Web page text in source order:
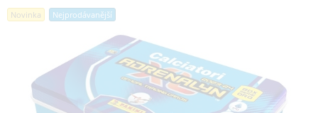
Novinka Nejprodávanější